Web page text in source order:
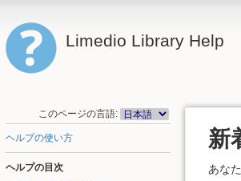
Limedio Library Help
このページの言語:
ヘルプの使い方
ヘルプの目次
新
あな